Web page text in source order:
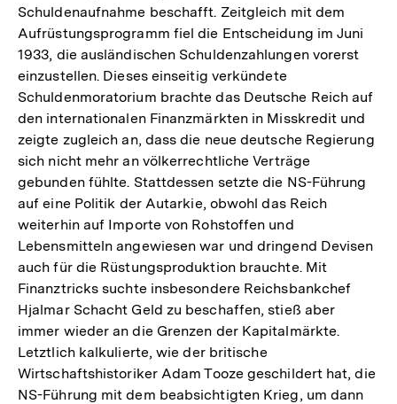
Schuldenaufnahme beschafft. Zeitgleich mit dem
Aufrüstungsprogramm fiel die Entscheidung im Juni
1933, die ausländischen Schuldenzahlungen vorerst
einzustellen. Dieses einseitig verkündete
Schuldenmoratorium brachte das Deutsche Reich auf
den internationalen Finanzmärkten in Misskredit und
zeigte zugleich an, dass die neue deutsche Regierung
sich nicht mehr an völkerrechtliche Verträge
gebunden fühlte. Stattdessen setzte die NS-Führung
auf eine Politik der Autarkie, obwohl das Reich
weiterhin auf Importe von Rohstoffen und
Lebensmitteln angewiesen war und dringend Devisen
auch für die Rüstungsproduktion brauchte. Mit
Finanztricks suchte insbesondere Reichsbankchef
Hjalmar Schacht Geld zu beschaffen, stieß aber
immer wieder an die Grenzen der Kapitalmärkte.
Letztlich kalkulierte, wie der britische
Wirtschaftshistoriker Adam Tooze geschildert hat, die
NS-Führung mit dem beabsichtigten Krieg, um dann